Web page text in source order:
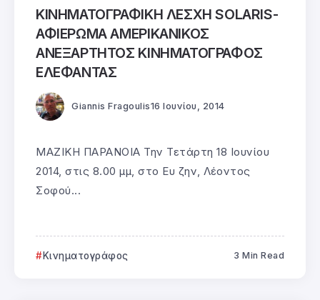
ΚΙΝΗΜΑΤΟΓΡΑΦΙΚΗ ΛΕΣΧΗ SOLARIS-
ΑΦΙΕΡΩΜΑ ΑΜΕΡΙΚΑΝΙΚΟΣ
ΑΝΕΞΑΡΤΗΤΟΣ ΚΙΝΗΜΑΤΟΓΡΑΦΟΣ
ΕΛΕΦΑΝΤΑΣ
Giannis Fragoulis16 Ιουνίου, 2014
ΜΑΖΙΚΗ ΠΑΡΑΝΟΙΑ Την Τετάρτη 18 Ιουνίου
2014, στις 8.00 μμ, στο Ευ ζην, Λέοντος
Σοφού...
Κινηματογράφος 3 Min Read